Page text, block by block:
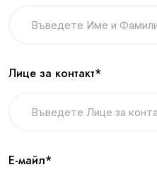
Лице за контакт*
Е-майл*